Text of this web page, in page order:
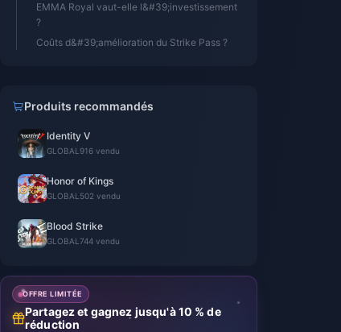
EMMA Royal vaut-elle l&#39;investissement
?
Coûts d&#39;amélioration du Strike Pass ?
Produits recommandés
Identity V
GLOBAL 916 vendu
Honor of Kings
GLOBAL 502 vendu
Blood Strike
GLOBAL 744 vendu
OFFRE LIMITÉE
Partagez et gagnez jusqu'à 10 % de
réduction